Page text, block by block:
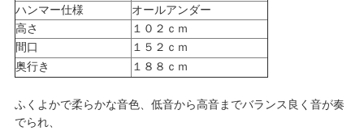
ハンマー仕様
オールアンダー
高さ
１０２ｃｍ
間口
１５２ｃｍ
奥行き
１８８ｃｍ
ふくよかで柔らかな音色、低音から高音までバランス良く音が奏
でられ、